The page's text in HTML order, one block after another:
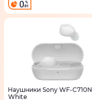
Наушники Sony WF-C710N
White